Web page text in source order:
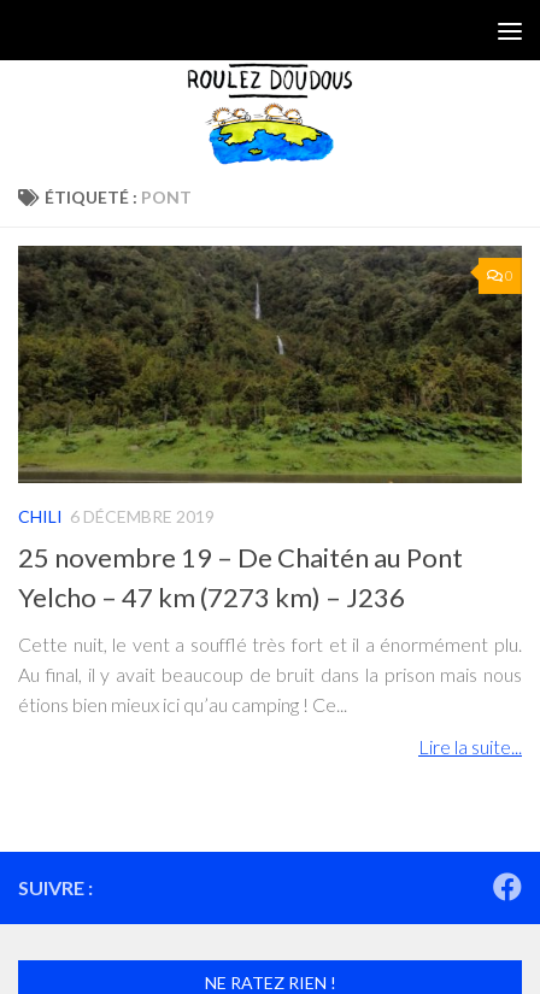
ÉTIQUETÉ : PONT
0
CHILI 6 DÉCEMBRE 2019
25 novembre 19 – De Chaitén au Pont
Yelcho – 47 km (7273 km) – J236
Cette nuit, le vent a soufflé très fort et il a énormément plu.
Au final, il y avait beaucoup de bruit dans la prison mais nous
étions bien mieux ici qu’au camping ! Ce...
Lire la suite...
SUIVRE :
NE RATEZ RIEN !